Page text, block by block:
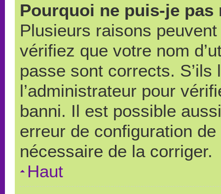
Pourquoi ne puis-je pas
Plusieurs raisons
vérifiez que votre nom
passe sont corrects.
l’administrateur pour
banni. Il est possible
erreur de configuration
nécessaire de la corriger.
Haut